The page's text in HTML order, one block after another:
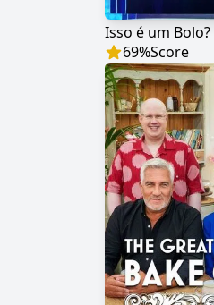
Isso é um Bolo?
69%Score